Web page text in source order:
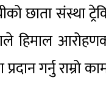
छाता
हिमाल
गर्नु राम्रो